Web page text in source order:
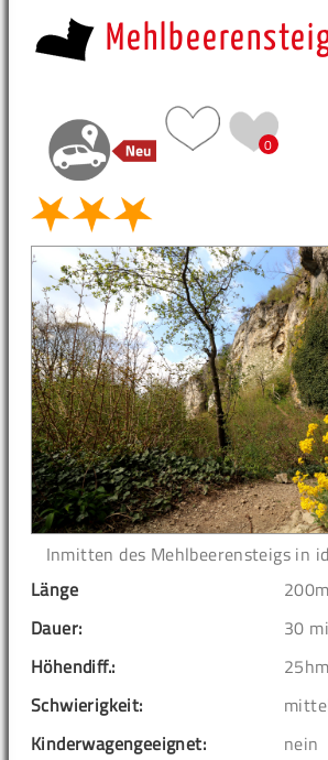
0
Inmitten des Mehlbeerensteigs in
Länge
200m
Dauer:
30
Höhendiff.:
25hm
Schwierigkeit:
Kinderwagengeeignet:
nein